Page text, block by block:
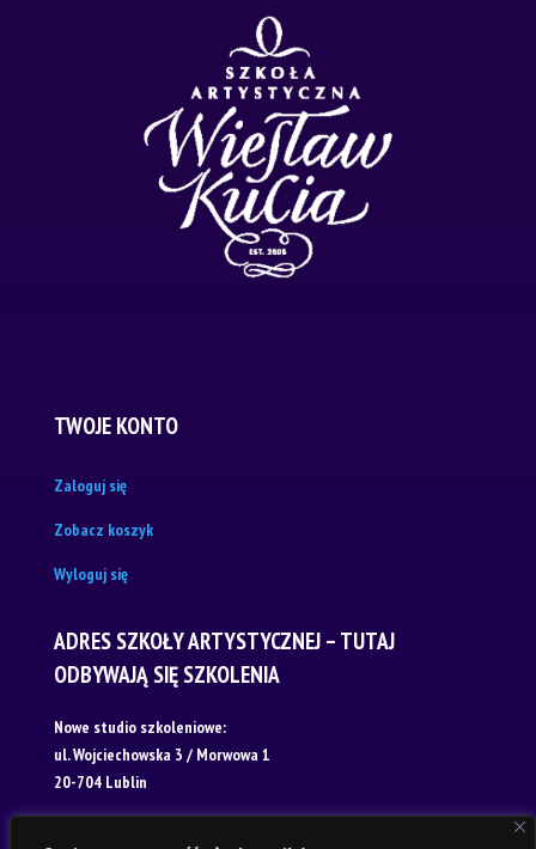
TWOJE KONTO
Zaloguj się
Zobacz koszyk
Wyloguj się
ADRES SZKOŁY ARTYSTYCZNEJ – TUTAJ
ODBYWAJĄ SIĘ SZKOLENIA
Nowe studio szkoleniowe:
ul. Wojciechowska 3 / Morwowa 1
20-704 Lublin